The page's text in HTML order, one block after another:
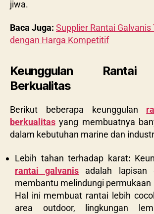
jiwa.
Baca Juga: Supplier Rantai Galvanis
dengan Harga Kompetitif
Keunggulan Rantai
Berkualitas
Berikut beberapa keunggulan
berkualitas yang membuatnya
dalam kebutuhan marine dan
Lebih tahan terhadap karat:
rantai galvanis adalah lapisan
membantu melindungi permukaan
Hal ini membuat rantai lebih
area outdoor, lingkungan